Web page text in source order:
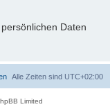
Daten
Alle Zeiten sind UTC+02:00
Limited